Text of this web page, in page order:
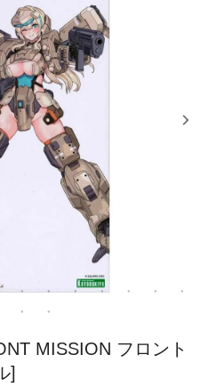
MISSION フロント
]